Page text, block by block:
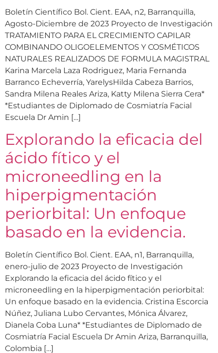
Boletín Científico Bol. Cient. EAA, n2, Barranquilla,
Agosto-Diciembre de 2023 Proyecto de Investigación
TRATAMIENTO PARA EL CRECIMIENTO CAPILAR
COMBINANDO OLIGOELEMENTOS Y COSMÉTICOS
NATURALES REALIZADOS DE FORMULA MAGISTRAL
Karina Marcela Laza Rodriguez, Maria Fernanda
Barranco Echeverría, YarelysHilda Cabeza Barrios,
Sandra Milena Reales Ariza, Katty Milena Sierra Cera*
*Estudiantes de Diplomado de Cosmiatría Facial
Escuela Dr Amin […]
Explorando la eficacia del
ácido fítico y el
microneedling en la
hiperpigmentación
periorbital: Un enfoque
basado en la evidencia.
Boletín Científico Bol. Cient. EAA, n1, Barranquilla,
enero-julio de 2023 Proyecto de Investigación
Explorando la eficacia del ácido fítico y el
microneedling en la hiperpigmentación periorbital:
Un enfoque basado en la evidencia. Cristina Escorcia
Núñez, Juliana Lubo Cervantes, Mónica Álvarez,
Dianela Coba Luna* *Estudiantes de Diplomado de
Cosmiatría Facial Escuela Dr Amin Ariza, Barranquilla,
Colombia […]